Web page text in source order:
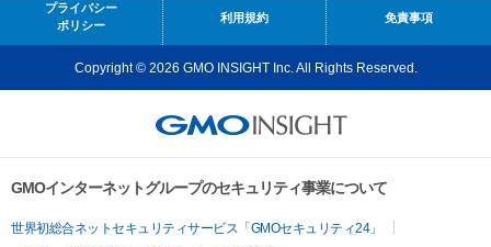
プライバシー
ポリシー
利用規約 免責事項
Copyright © 2026 GMO INSIGHT Inc. All Rights Reserved.
GMOインターネットグループのセキュリティ事業について
世界初総合ネットセキュリティサービス「GMOセキュリティ24」